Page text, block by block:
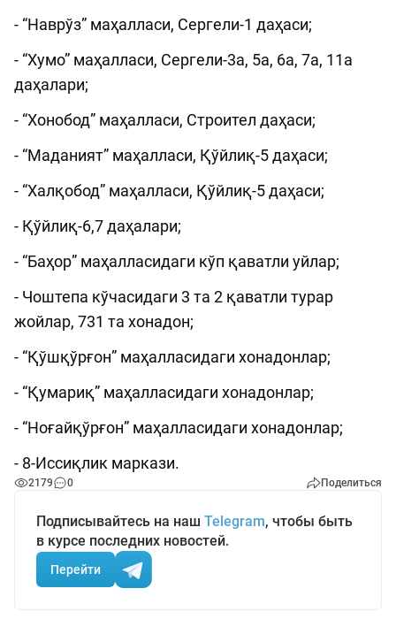
- “Наврўз” маҳалласи, Сергели-1 даҳаси;
- “Хумо” маҳалласи, Сергели-3а, 5а, 6а, 7а, 11а
даҳалари;
- “Хонобод” маҳалласи, Строител даҳаси;
- “Маданият” маҳалласи, Қўйлиқ-5 даҳаси;
- “Халқобод” маҳалласи, Қўйлиқ-5 даҳаси;
- Қўйлиқ-6,7 даҳалари;
- “Баҳор” маҳалласидаги кўп қаватли уйлар;
- Чоштепа кўчасидаги 3 та 2 қаватли турар
жойлар, 731 та хонадон;
- “Қўшқўрғон” маҳалласидаги хонадонлар;
- “Қумариқ” маҳалласидаги хонадонлар;
- “Ноғайқўрғон” маҳалласидаги хонадонлар;
- 8-Иссиқлик маркази.
2179 0 Поделиться
Подписывайтесь на наш Telegram, чтобы быть
в курсе последних новостей.
Перейти